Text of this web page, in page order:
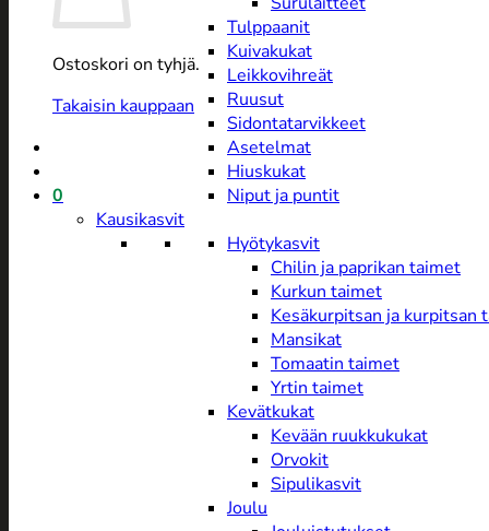
Ostoskori on tyhjä.
Takaisin kauppaan
0
Tulppaanit
Kuivakukat
Leikkovihreät
Ruusut
Sidontatarvikkeet
Asetelmat
Hiuskukat
Niput ja puntit
Kausikasvit
Hyötykasvit
Chilin ja paprikan taimet
Kurkun taimet
Kesäkurpitsan ja kurpitsan
Mansikat
Tomaatin taimet
Yrtin taimet
Kevätkukat
Kevään ruukkukukat
Orvokit
Sipulikasvit
Joulu